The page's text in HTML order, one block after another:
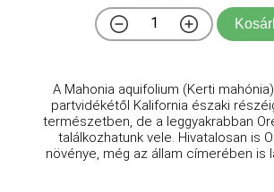
A Mahonia aquifolium (Kerti
partvidékétől Kalifornia északi
természetben, de a leggyakrabban
találkozhatunk vele. Hivatalosan is
növénye, még az állam címerében is